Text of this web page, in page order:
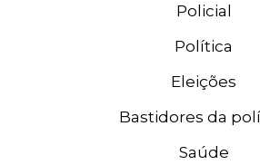
Policial
Política
Eleições
Bastidores da
Saúde